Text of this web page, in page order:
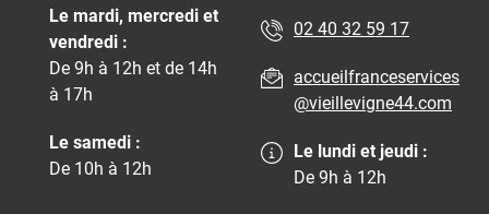
Le mardi, mercredi et
vendredi :
De 9h à 12h et de 14h
à 17h
Le samedi :
De 10h à 12h
02 40 32 59 17
accueilfranceservices
@vieillevigne44.com
Le lundi et jeudi :
De 9h à 12h